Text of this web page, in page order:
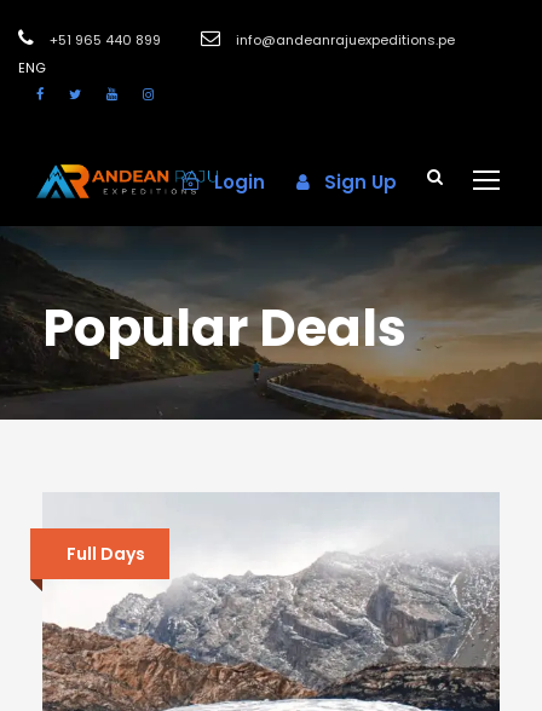
+51 965 440 899
info@andeanrajuexpeditions.pe
ENG
Login Sign Up
Popular Deals
Full Days